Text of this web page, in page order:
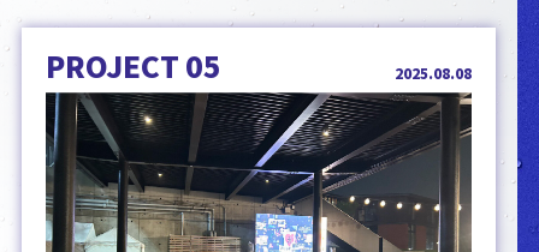
PROJECT 05 2025.08.08